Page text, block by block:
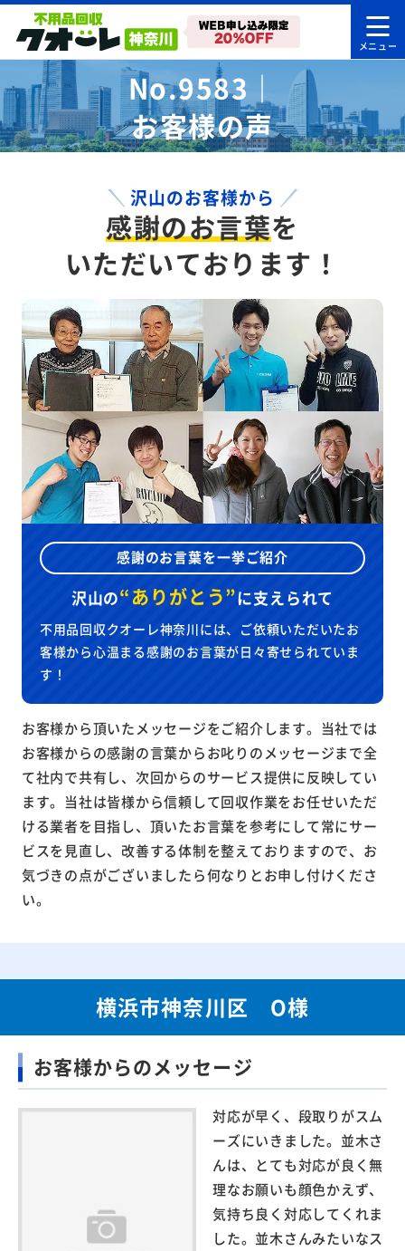
No.9583｜
お客様の声
沢山のお客様から
感謝のお言葉を
いただいております！
感謝のお言葉を一挙ご紹介
沢山の“ありがとう”に支えられて
不用品回収クオーレ神奈川には、ご依頼いただいたお
客様から心温まる感謝のお言葉が日々寄せられていま
す！
お客様から頂いたメッセージをご紹介します。当社では
お客様からの感謝の言葉からお叱りのメッセージまで全
て社内で共有し、次回からのサービス提供に反映してい
ます。当社は皆様から信頼して回収作業をお任せいただ
ける業者を目指し、頂いたお言葉を参考にして常にサー
ビスを見直し、改善する体制を整えておりますので、お
気づきの点がございましたら何なりとお申し付けくださ
い。
横浜市神奈川区 O様
お客様からのメッセージ
対応が早く、段取りがスム
ーズにいきました。並木さ
んは、とても対応が良く無
理なお願いも顔色かえず、
気持ち良く対応してくれま
した。並木さんみたいなス